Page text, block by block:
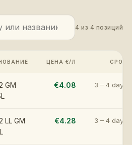
4 из 4 позиций
ЦЕНА €/Л СРОК
GM
€4.08 3 – 4 days
LL GM
€4.28 3 – 4 days